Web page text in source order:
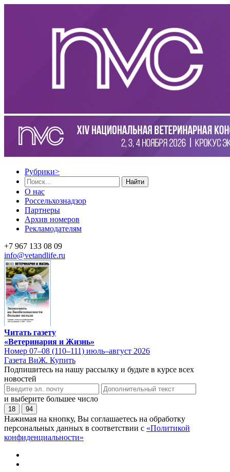
Рубрики>
Найти
О нас
Россельхознадзор
Партнеры
Архив номеров
Рекламодателям
+7 967 133 08 09
info@vetandlife.ru
Читать газету
«Ветеринария и Жизнь»
Номер 07–08 (110–111) июль–август 2026
Газета ВиЖ. Купить
Подпишитесь на нашу рассылку и будьте в курсе всех
новостей
и выберите большее число
18 94
Нажимая на кнопку, Вы соглашаетесь на обработку
персональных данных в соответствии с «Политикой
конфиденциальности»